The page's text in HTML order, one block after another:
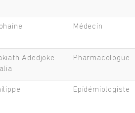
Médecin
Adedjoke
Pharmacologue
Epidémiologiste